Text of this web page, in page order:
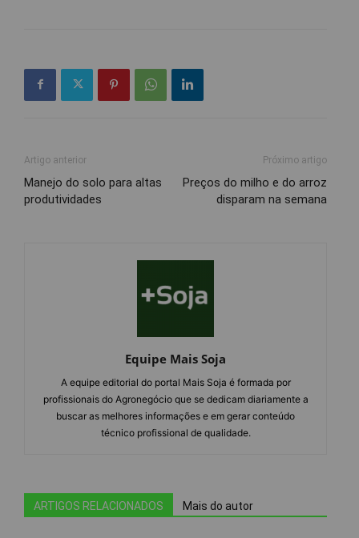
Artigo anterior
Manejo do solo para altas
produtividades
Próximo artigo
Preços do milho e do arroz
disparam na semana
Equipe Mais Soja
A equipe editorial do portal Mais Soja é formada por
profissionais do Agronegócio que se dedicam diariamente a
buscar as melhores informações e em gerar conteúdo
técnico profissional de qualidade.
ARTIGOS RELACIONADOS Mais do autor